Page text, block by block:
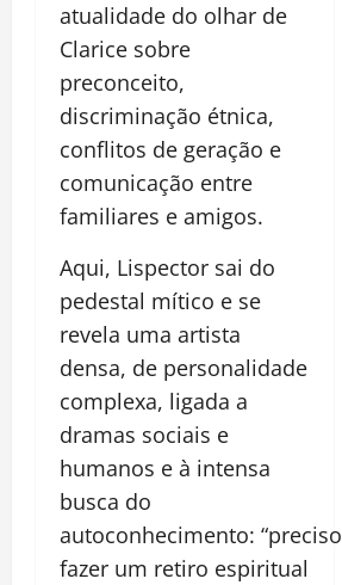
atualidade do olhar de
Clarice sobre
preconceito,
discriminação étnica,
conflitos de geração e
comunicação entre
familiares e amigos.
Aqui, Lispector sai do
pedestal mítico e se
revela uma artista
densa, de personalidade
complexa, ligada a
dramas sociais e
humanos e à intensa
busca do
autoconhecimento: “preciso
fazer um retiro espiritual